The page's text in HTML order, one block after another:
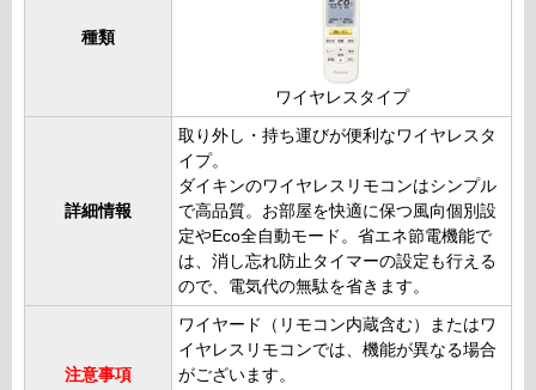
種類
ワイヤレスタイプ
詳細情報
取り外し・持ち運びが便利なワイヤレスタ
イプ。
ダイキンのワイヤレスリモコンはシンプル
で高品質。お部屋を快適に保つ風向個別設
定やEco全自動モード。省エネ節電機能で
は、消し忘れ防止タイマーの設定も行える
ので、電気代の無駄を省きます。
注意事項
ワイヤード（リモコン内蔵含む）またはワ
イヤレスリモコンでは、機能が異なる場合
がございます。